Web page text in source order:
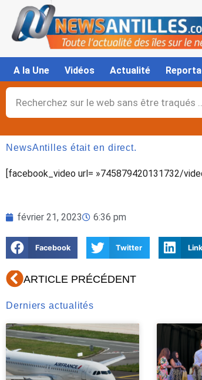
contenu
A la Une Vidéos Actualité
Rechercher
NewsAntilles était en direct.
[facebook_video url= »745879420131732/
février 21, 2023 6:36 pm
Facebook Twitter
Précédent
ARTICLE PRÉCÉDENT
Derniers actualités